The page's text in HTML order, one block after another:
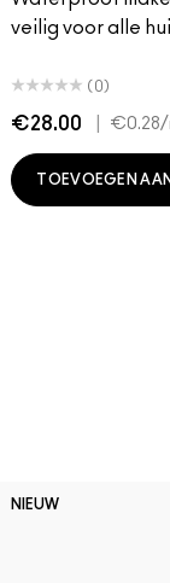
veilig voor alle
(0)
€28.00 €0.28/
TOEVOEGEN
NIEUW